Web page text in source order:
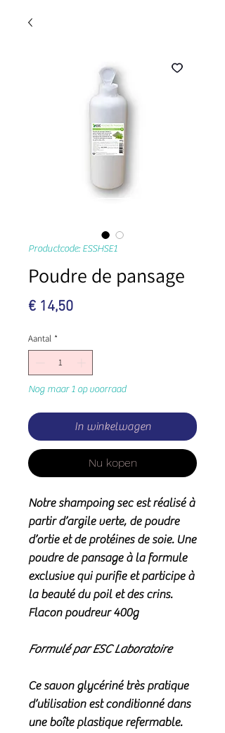
Productcode: ESSHSE1
Poudre de pansage
€ 14,50Prijs
Aantal *
Nog maar 1 op voorraad
In winkelwagen
Nu kopen
Notre shampoing sec est réalisé à
partir d’argile verte, de poudre
d’ortie et de protéines de soie. Une
poudre de pansage à la formule
exclusive qui purifie et participe à
la beauté du poil et des crins.
Flacon poudreur 400g
Formulé par ESC Laboratoire
Ce savon glycériné très pratique
d’utilisation est conditionné dans
une boîte plastique refermable.